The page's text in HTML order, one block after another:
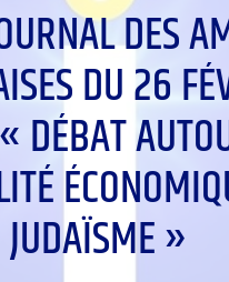
DES
DU 26
JUDAÏSME »